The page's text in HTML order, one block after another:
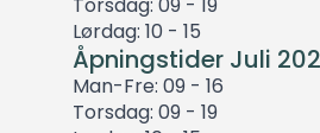
Lørdag: 10 - 15
Åpningstider Juli
Man-Fre: 09 - 16
Torsdag: 09 - 19